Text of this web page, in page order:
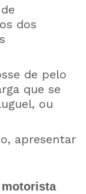
dos
de pelo
que se
ou
apresentar
motorista